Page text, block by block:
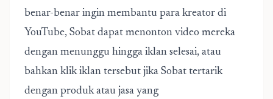
benar-benar ingin membantu para kreator di
YouTube, Sobat dapat menonton video mereka
dengan menunggu hingga iklan selesai, atau
bahkan klik iklan tersebut jika Sobat tertarik
dengan produk atau jasa yang